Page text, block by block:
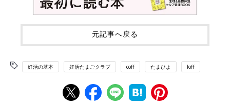
元記事へ戻る
妊活の基本 妊活たまごクラブ coff たまひよ loff